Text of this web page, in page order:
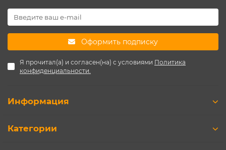
Оформить подписку
Я прочитал(а) и согласен(на) с условиями Политика
конфиденциальности.
Информация
Категории